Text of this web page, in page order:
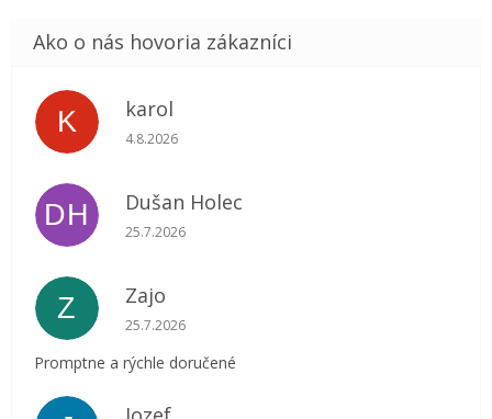
K karol
Hodnotenie obchodu je 5 z 5 hviezdičiek.
4.8.2026
DH Dušan Holec
Hodnotenie obchodu je 5 z 5 hviezdičiek.
25.7.2026
Z Zajo
Hodnotenie obchodu je 5 z 5 hviezdičiek.
25.7.2026
Promptne a rýchle doručené